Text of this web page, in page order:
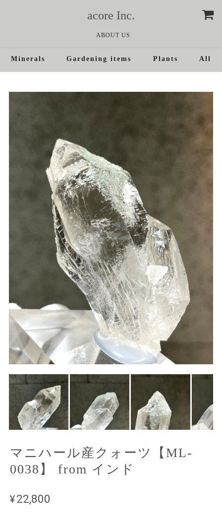
acore Inc.
ABOUT US
Minerals Gardening items Plants All
マニハール産クォーツ【ML-
0038】 from インド
¥22,800